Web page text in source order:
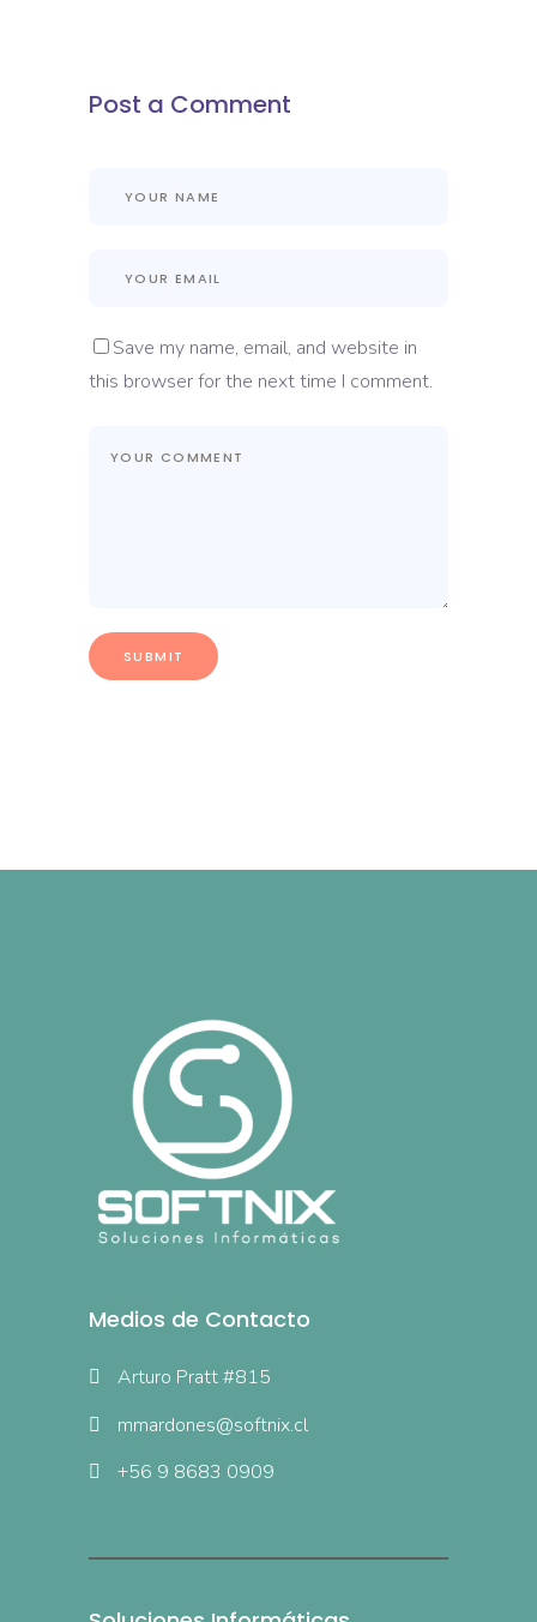
Post a Comment
Save my name, email, and website in
this browser for the next time I comment.
Medios de Contacto
Arturo Pratt #815
mmardones@softnix.cl
+56 9 8683 0909